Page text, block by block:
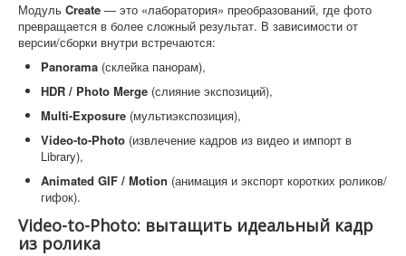
Модуль Create — это «лаборатория» преобразований, где фото
превращается в более сложный результат. В зависимости от
версии/сборки внутри встречаются:
Panorama (склейка панорам),
HDR / Photo Merge (слияние экспозиций),
Multi-Exposure (мультиэкспозиция),
Video-to-Photo (извлечение кадров из видео и импорт в
Library),
Animated GIF / Motion (анимация и экспорт коротких роликов/
гифок).
Video-to-Photo: вытащить идеальный кадр
из ролика